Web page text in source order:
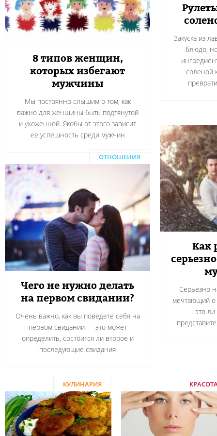
Закуска из
блюдо,
соленой
8 типов женщин,
которых избегают
мужчины
Мы постоянно слышим о том, как
важно для женщины быть подтянутой
и ухоженной. Якобы от этого зависит
ее успешность среди мужчин
Как
Серьезно
мечтающий о
это
ОТНОШЕНИЯ
Чего не нужно делать
на первом свидании?
Очень важно, как вы поведете себя на
первом свидании — это может
определить, состоится ли второе и
последующие свидания
КУЛИНАРИЯ